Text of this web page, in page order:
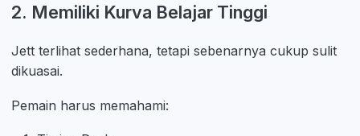
2. Memiliki Kurva Belajar Tinggi
Jett terlihat sederhana, tetapi sebenarnya cukup sulit
dikuasai.
Pemain harus memahami: